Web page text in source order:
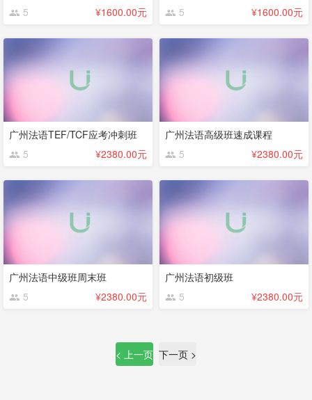
5
¥1600.00元
5
¥1600.00元
广州法语TEF/TCF应考冲刺班
5
¥2380.00元
广州法语高级班速成课程
5
¥2380.00元
广州法语中级班周末班
5
¥2380.00元
广州法语初级班
5
¥2380.00元
< 上一页 下一页 >